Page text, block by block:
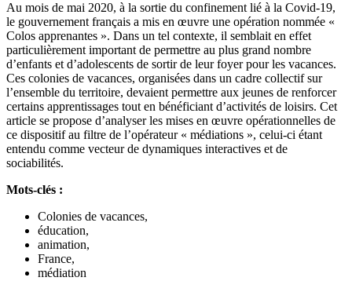
Au mois de mai 2020, à la sortie du confinement lié à la Covid-19,
le gouvernement français a mis en œuvre une opération nommée «
Colos apprenantes ». Dans un tel contexte, il semblait en effet
particulièrement important de permettre au plus grand nombre
d’enfants et d’adolescents de sortir de leur foyer pour les vacances.
Ces colonies de vacances, organisées dans un cadre collectif sur
l’ensemble du territoire, devaient permettre aux jeunes de renforcer
certains apprentissages tout en bénéficiant d’activités de loisirs. Cet
article se propose d’analyser les mises en œuvre opérationnelles de
ce dispositif au filtre de l’opérateur « médiations », celui-ci étant
entendu comme vecteur de dynamiques interactives et de
sociabilités.
Mots-clés :
Colonies de vacances,
éducation,
animation,
France,
médiation